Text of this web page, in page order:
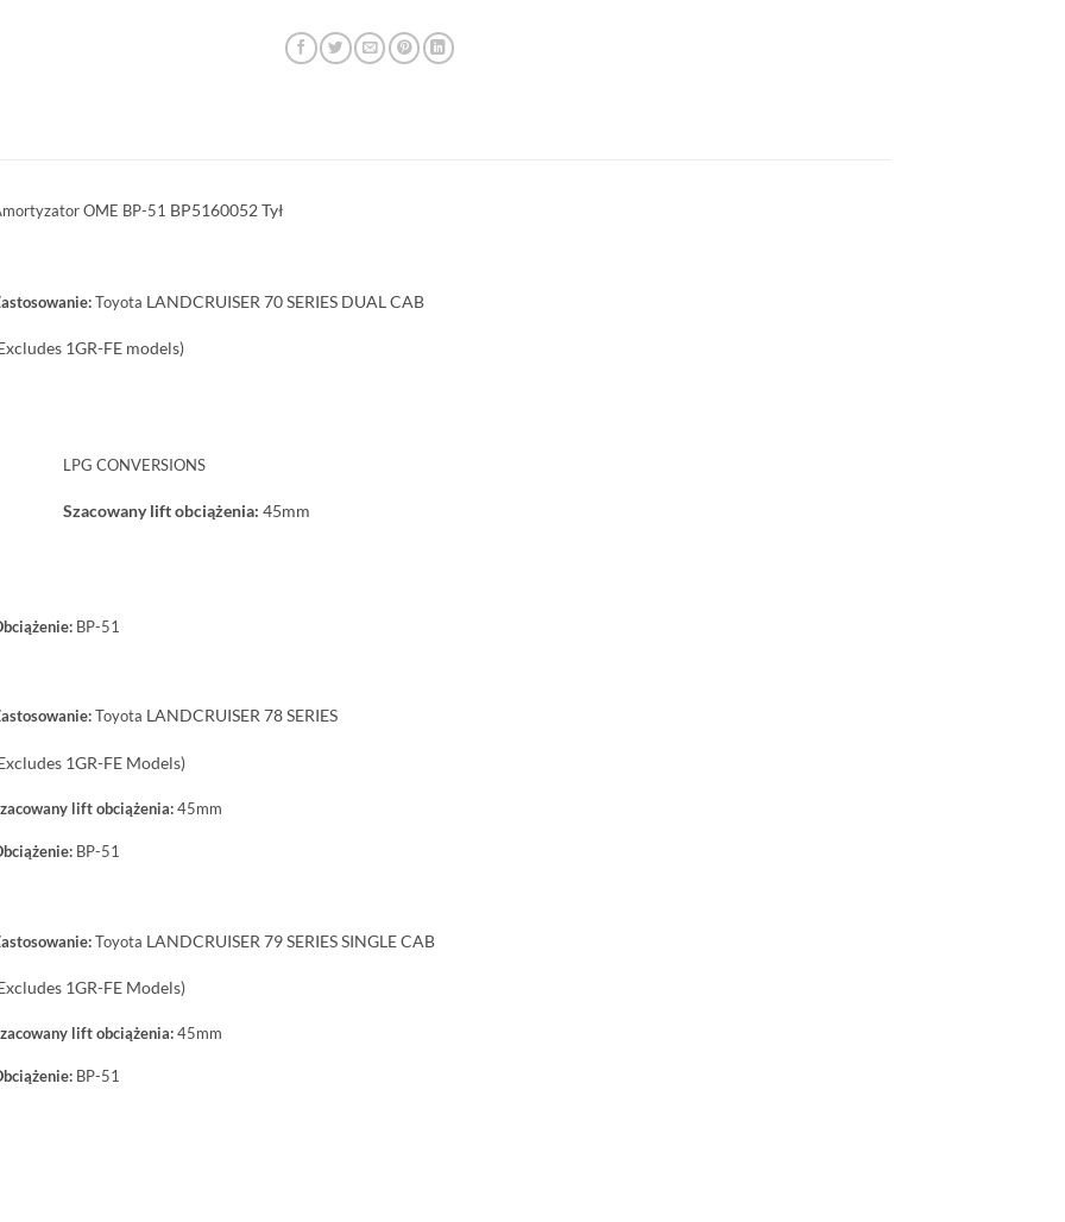
OME BP-51 BP5160052 Tył
Toyota LANDCRUISER 70 SERIES DUAL CAB
1GR-FE models)
LPG CONVERSIONS
Szacowany lift obciążenia: 45mm
BP-51
Toyota LANDCRUISER 78 SERIES
1GR-FE Models)
lift obciążenia:45mm
BP-51
Toyota LANDCRUISER 79 SERIES SINGLE CAB
1GR-FE Models)
lift obciążenia:45mm
BP-51